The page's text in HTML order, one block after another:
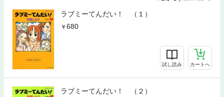
ラブミーてんだい！ （１）
680
試し読み カートへ
ラブミーてんだい！ （２）